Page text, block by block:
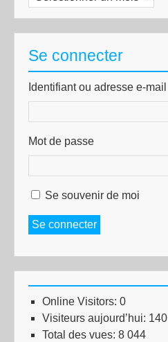
Se connecter
Identifiant ou adresse e-mail
Mot de passe
Se souvenir de moi
Se connecter
Online Visitors: 0
Visiteurs aujourd’hui: 140
Total des vues: 8 044